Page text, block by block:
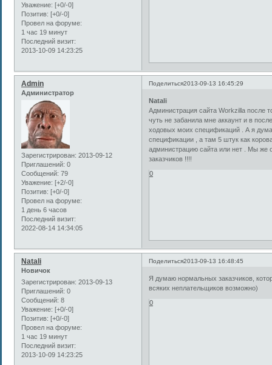
Уважение: [+0/-0]
Позитив: [+0/-0]
Провел на форуме:
1 час 19 минут
Последний визит:
2013-10-09 14:23:25
Поделиться2013-09-13 16:45:29
Admin
Администратор
Зарегистрирован: 2013-09-12
Приглашений: 0
Сообщений: 79
Уважение: [+2/-0]
Позитив: [+0/-0]
Провел на форуме:
1 день 6 часов
Последний визит:
2022-08-14 14:34:05
Natali
Администрация сайта Workzilla после
чуть не забанила мне аккаунт и в
ходовых моих спецификаций . А я
спецификации , а там 5 штук как
администрацию сайта или нет . Мы же
заказчиков !!!!
0
Поделиться2013-09-13 16:48:45
Natali
Новичок
Зарегистрирован: 2013-09-13
Приглашений: 0
Сообщений: 8
Уважение: [+0/-0]
Позитив: [+0/-0]
Провел на форуме:
1 час 19 минут
Последний визит:
2013-10-09 14:23:25
Я думаю нормальных заказчиков,
всяких неплательщиков возможно)
0